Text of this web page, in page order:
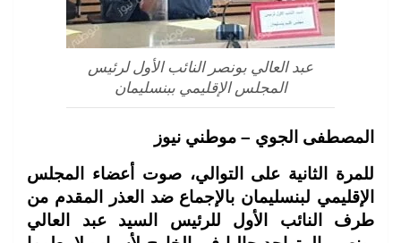
عبد العالي بونصر النائب الأول لرئيس
المجلس الإقليمي ببنسليمان
المصطفى الجوي – موطني نيوز
للمرة الثانية على التوالي، صوت أعضاء المجلس
الإقليمي لبنسليمان بالإجماع ضد العذر المقدم من
طرف النائب الأول للرئيس السيد عبد العالي